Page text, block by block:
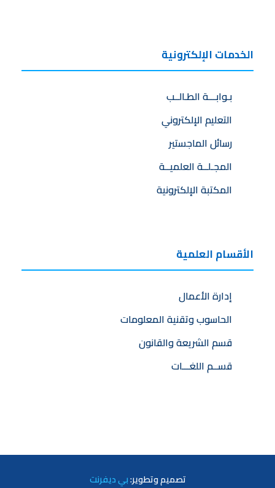
الخدمات الإلكترونية
بـوابـــة الطـالــب
التعليم الإلكتروني
رسائل الماجستير
المجـلــة العلميــة
المكتبة الإلكترونية
الأقسام العلمية
إدارة الأعمال
الحاسوب وتقنية المعلومات
قسم الشريعة والقانون
قســم اللغـــات
تصميموتطوير:بي ديفرنت